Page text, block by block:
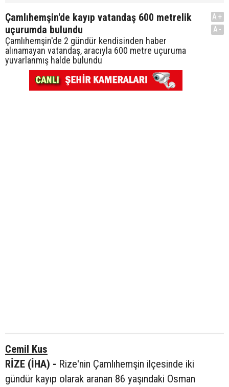
Çamlıhemşin'de kayıp vatandaş 600 metrelik
uçurumda bulundu
Çamlıhemşin'de 2 gündür kendisinden haber
alınamayan vatandaş, aracıyla 600 metre uçuruma
yuvarlanmış halde bulundu
A+
A-
Cemil Kus
RİZE (İHA) - Rize'nin Çamlıhemşin ilçesinde iki
gündür kayıp olarak aranan 86 yaşındaki Osman